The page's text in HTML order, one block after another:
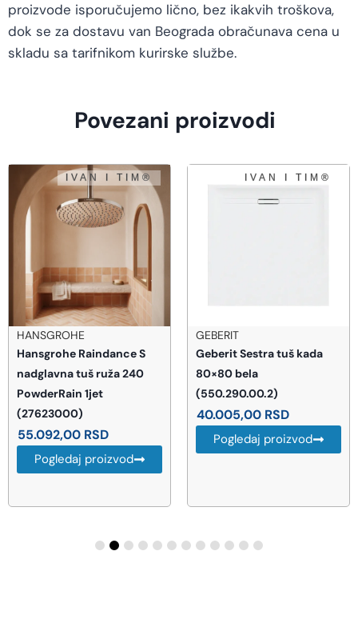
proizvode isporučujemo lično, bez ikakvih troškova,
dok se za dostavu van Beograda obračunava cena u
skladu sa tarifnikom kurirske službe.
Povezani proizvodi
HANSGROHE
Hansgrohe Raindance S
nadglavna tuš ruža 240
PowderRain 1jet
(27623000)
55.092,00 RSD
Pogledaj proizvod
GEBERIT
Geberit Sestra tuš kada
80×80 bela
(550.290.00.2)
40.005,00 RSD
Pogledaj proizvod